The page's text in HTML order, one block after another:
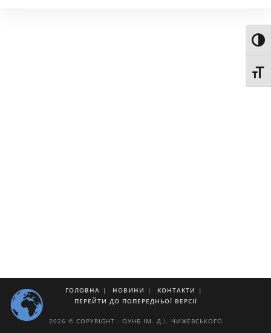
ГОЛОВНА НОВИНИ
КОНТАКТИ
ПЕРЕЙТИ ДО ПОПЕРЕДНЬОЇ ВЕРСІЇ
2026 © COPYRIGHT · ОУНБ ІМ. Д.І. ЧИЖЕВСЬКОГО